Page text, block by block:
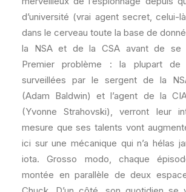
d’université (vrai agent secret, celui-
dans le cerveau toute la base de
la NSA et de la CSA avant de se
Premier problème : la plupart de
surveillées par le sergent de la
(Adam Baldwin) et l’agent de la
(Yvonne Strahovski), verront leur
mesure que ses talents vont
ici sur une mécanique qui n’a hélas
iota. Grosso modo, chaque
montée en parallèle de deux